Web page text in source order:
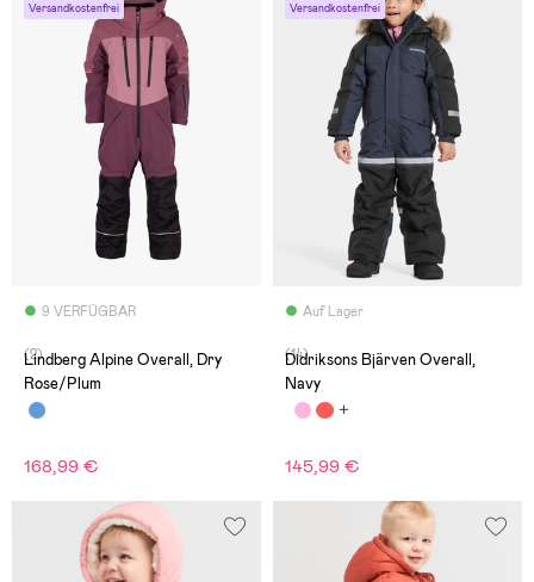
Versandkostenfrei
9 VERFÜGBAR
(2)
Lindberg Alpine Overall, Dry
Rose/Plum
168,99 €
Versandkostenfrei
Auf Lager
(14)
Didriksons Bjärven Overall,
Navy
145,99 €